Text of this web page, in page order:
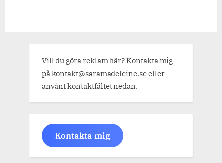
Vill du göra reklam här? Kontakta mig
på kontakt@saramadeleine.se eller
använt kontaktfältet nedan.
Kontakta mig